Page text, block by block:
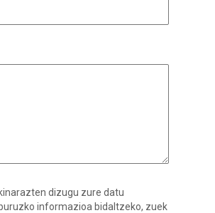
dizugu zure datu
informazioa bidaltzeko, zuek